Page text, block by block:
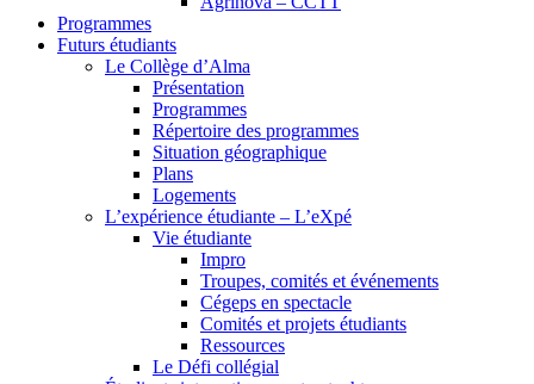
Programmes
Futurs étudiants
Le Collège d’Alma
Présentation
Programmes
Répertoire des programmes
Situation géographique
Plans
Logements
L’expérience étudiante – L’eXpé
Vie étudiante
Impro
Troupes, comités et événements
Cégeps en spectacle
Comités et projets étudiants
Ressources
Le Défi collégial